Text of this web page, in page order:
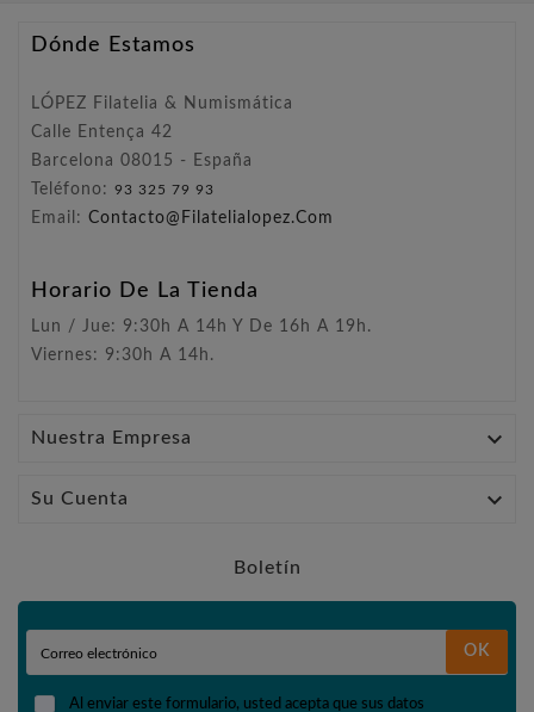
Dónde Estamos
LÓPEZ Filatelia & Numismática
Calle Entença 42
Barcelona 08015 - España
Teléfono: 93 325 79 93
Email: Contacto@filatelialopez.com
Horario De La Tienda
Lun / Jue: 9:30h A 14h Y De 16h A 19h.
Viernes: 9:30h A 14h.
Nuestra Empresa 
Su Cuenta 
Boletín
OK
Al enviar este formulario, usted acepta que sus datos